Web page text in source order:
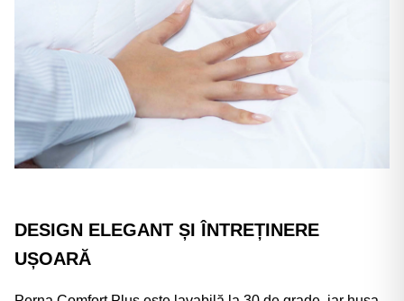
DESIGN ELEGANT ȘI ÎNTREȚINERE
UȘOARĂ